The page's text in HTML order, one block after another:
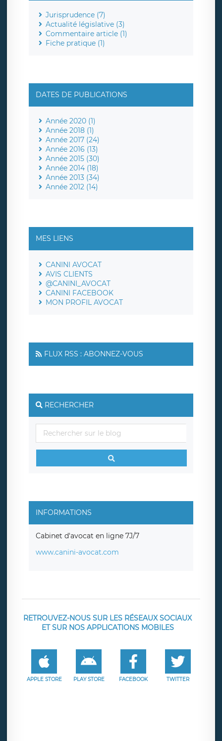
Jurisprudence (7)
Actualité législative (3)
Commentaire article (1)
Fiche pratique (1)
DATES DE PUBLICATIONS
Année 2020 (1)
Année 2018 (1)
Année 2017 (24)
Année 2016 (13)
Année 2015 (30)
Année 2014 (18)
Année 2013 (34)
Année 2012 (14)
MES LIENS
CANINI AVOCAT
AVIS CLIENTS
@CANINI_AVOCAT
CANINI FACEBOOK
MON PROFIL AVOCAT
FLUX RSS : ABONNEZ-VOUS
RECHERCHER
INFORMATIONS
Cabinet d'avocat en ligne 7J/7
www.canini-avocat.com
RETROUVEZ-NOUS SUR LES RÉSEAUX SOCIAUX
ET SUR NOS APPLICATIONS MOBILES
APPLE STORE PLAY STORE FACEBOOK TWITTER